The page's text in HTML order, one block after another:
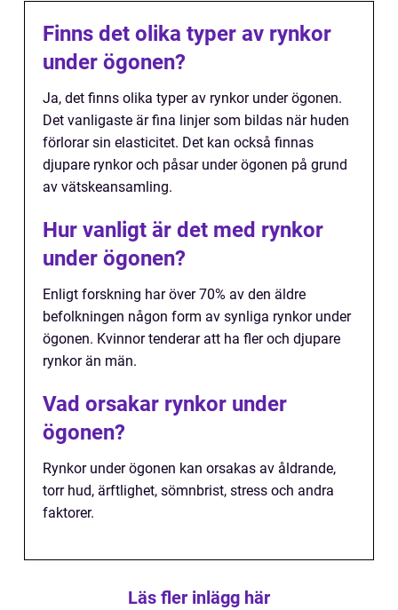
Finns det olika typer av rynkor
under ögonen?
Ja, det finns olika typer av rynkor under ögonen.
Det vanligaste är fina linjer som bildas när huden
förlorar sin elasticitet. Det kan också finnas
djupare rynkor och påsar under ögonen på grund
av vätskeansamling.
Hur vanligt är det med rynkor
under ögonen?
Enligt forskning har över 70% av den äldre
befolkningen någon form av synliga rynkor under
ögonen. Kvinnor tenderar att ha fler och djupare
rynkor än män.
Vad orsakar rynkor under
ögonen?
Rynkor under ögonen kan orsakas av åldrande,
torr hud, ärftlighet, sömnbrist, stress och andra
faktorer.
Läs fler inlägg här